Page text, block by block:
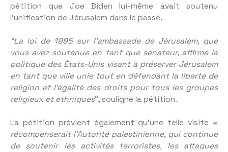
pétition que Joe Biden lui-même avait soutenu
l’unification de Jérusalem dans le passé.
“La loi de 1995 sur l’ambassade de Jérusalem, que
vous avez soutenue en tant que sénateur, affirme la
politique des États-Unis visant à préserver Jérusalem
en tant que ville unie tout en défendant la liberté de
religion et l’égalité des droits pour tous les groupes
religieux et ethniques“, souligne la pétition.
La pétition prévient également qu’une telle visite «
récompenserait l’Autorité palestinienne, qui continue
de soutenir les activités terroristes, les attaques